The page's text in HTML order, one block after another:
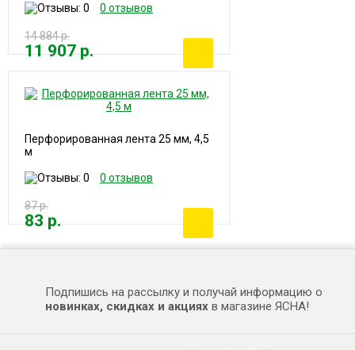
0 отзывов
14 884 р.
11 907 р.
Перфорированная лента 25 мм, 4,5
м
0 отзывов
87 р.
83 р.
Подпишись на рассылку и получай информацию о
новинках, скидках и акциях в магазине ЯСНА!